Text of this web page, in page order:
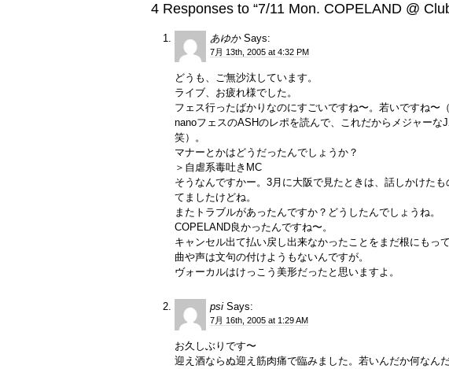
4 Responses to “7/11 Mon. COPELAND @
あゆかSays:
7月 13th, 2005 at 4:32 PM
どうも、ご無沙汰しています。
ライブ、お疲れ様でした。
フェス行ったばかりなのにすごいですね〜。若いですね〜（
nanoフェスのASHのレポを読んで、これだからメジャー
笑）。
マナーとかはどうだったんでしょうか？
＞自虐系毒吐きMC
そうなんですかー。3月に大阪で見たときは、話しかけた
てましたけどね。
またトラブルがあったんですか？どうしたんでしょうね。
COPELAND良かったんですね〜。
キャンセル出て払い戻し出来なかったことをまだ根にもっ
曲や声は文句の付けようもないんですが。
ヴォーカルはけっこう美形だったと思いますよ。
psi Says:
7月 16th, 2005 at 1:29 AM
お久しぶりです〜
迎え酒ならぬ迎え筋肉痛で臨みました。若いんだか何なん